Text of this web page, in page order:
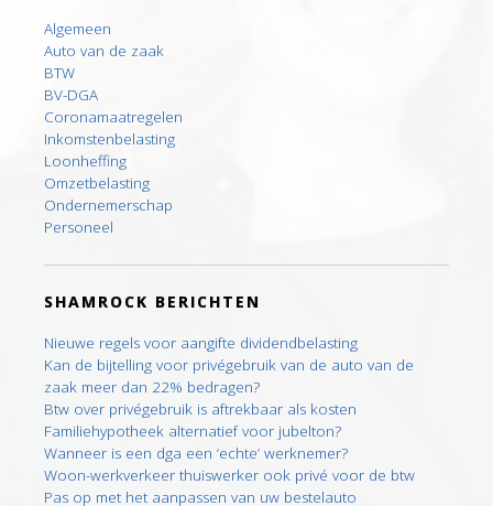
Algemeen
Auto van de zaak
BTW
BV-DGA
Coronamaatregelen
Inkomstenbelasting
Loonheffing
Omzetbelasting
Ondernemerschap
Personeel
SHAMROCK BERICHTEN
Nieuwe regels voor aangifte dividendbelasting
Kan de bijtelling voor privégebruik van de auto van de
zaak meer dan 22% bedragen?
Btw over privégebruik is aftrekbaar als kosten
Familiehypotheek alternatief voor jubelton?
Wanneer is een dga een ‘echte’ werknemer?
Woon-werkverkeer thuiswerker ook privé voor de btw
Pas op met het aanpassen van uw bestelauto